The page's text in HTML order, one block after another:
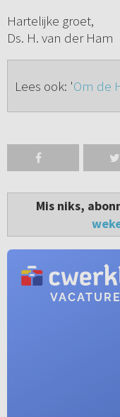
Hartelijke groet,
Ds. H. van der Ham
Lees ook: 'Om de
Mis niks,